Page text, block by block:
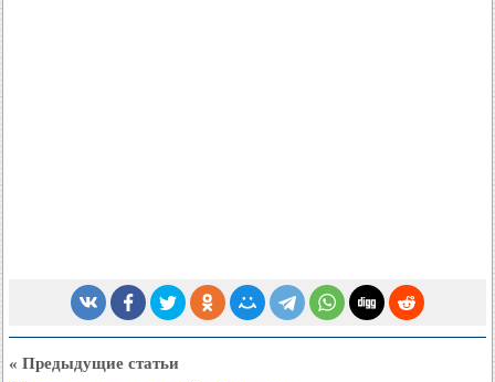
« Предыдущие статьи